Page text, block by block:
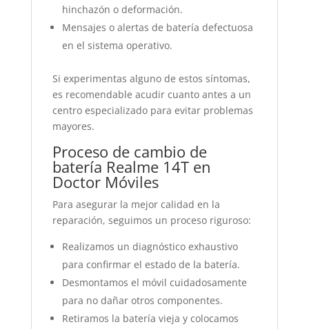
hinchazón o deformación.
Mensajes o alertas de batería defectuosa
en el sistema operativo.
Si experimentas alguno de estos síntomas,
es recomendable acudir cuanto antes a un
centro especializado para evitar problemas
mayores.
Proceso de cambio de
batería Realme 14T en
Doctor Móviles
Para asegurar la mejor calidad en la
reparación, seguimos un proceso riguroso:
Realizamos un diagnóstico exhaustivo
para confirmar el estado de la batería.
Desmontamos el móvil cuidadosamente
para no dañar otros componentes.
Retiramos la batería vieja y colocamos